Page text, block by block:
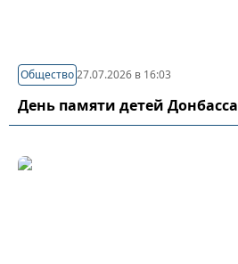
Общество27.07.2026 в 16:03
День памяти детей Донбасса